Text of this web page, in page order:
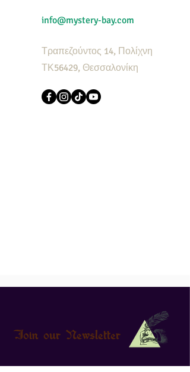
info@mystery-bay.com
Τραπεζούντος 14, Πολίχνη
ΤΚ56429, Θεσσαλονίκη
Join our Newsletter